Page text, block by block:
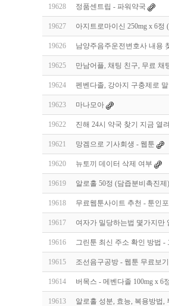
19628 정품센트립 - 파워약국
19627 아지트로마이신 250mg x 6
19626 남양주음주운전변호사 내용
19625 만남어플, 채팅 친구, 무료
19624 펜벤다졸, 강아지 구충제로
19623 마나모아
19622 진해 24시 약국 찾기 지금 열
19621 망겜으로 기사회생 - 웹툰
19620 뉴토끼 데이터 삭제 여부
19619 알로홀 50정 (담즙분비촉진
19618 무료웹툰사이트 추천 - 툰인포
19617 여자가 밀당하는법 몇가지만
19616 그린툰 최신 주소 확인 방법
19615 조선음구공방 - 웹툰 무료보기
19614 버목스 - 메벤다졸 100mg x
19613 알로홀 성분, 효능, 복용방법